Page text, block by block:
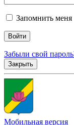
Запомнить меня
Забыли свой
Закрыть
Мобильная версия